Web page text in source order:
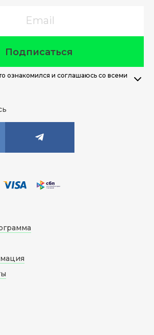
Подписаться
ознакомился и соглашаюсь со всеми